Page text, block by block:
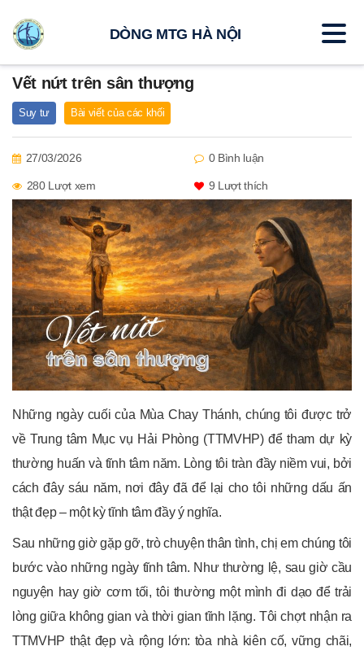
Vết nứt trên sân thượng
Suy tư Bài viết của các khối
27/03/2026 0 Bình luận
280 Lượt xem 9 Lượt thích
Những ngày cuối của Mùa Chay Thánh, chúng tôi được trở
về Trung tâm Mục vụ Hải Phòng (TTMVHP) để tham dự kỳ
thường huấn và tĩnh tâm năm. Lòng tôi tràn đầy niềm vui, bởi
cách đây sáu năm, nơi đây đã để lại cho tôi những dấu ấn
thật đẹp – một kỳ tĩnh tâm đầy ý nghĩa.
Sau những giờ gặp gỡ, trò chuyện thân tình, chị em chúng tôi
bước vào những ngày tĩnh tâm. Như thường lệ, sau giờ cầu
nguyện hay giờ cơm tối, tôi thường một mình đi dạo để trải
lòng giữa không gian và thời gian tĩnh lặng. Tôi chợt nhận ra
TTMVHP thật đẹp và rộng lớn: tòa nhà kiên cố, vững chãi,
DÒNG MTG HÀ NỘI